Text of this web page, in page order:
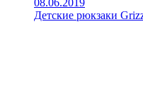
08.06.2019
Детские рюкзаки